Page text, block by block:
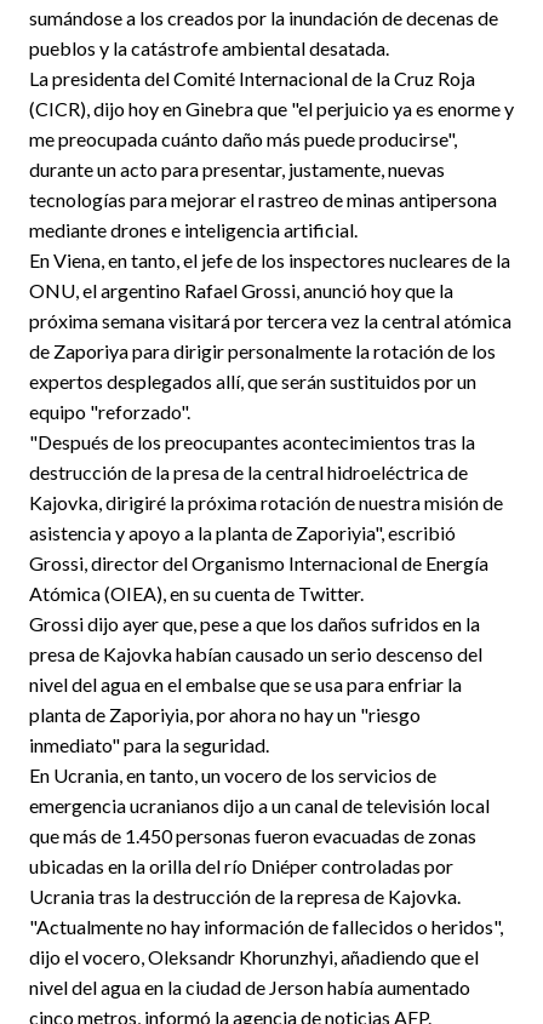
sumándose a los creados por la inundación de decenas de
pueblos y la catástrofe ambiental desatada.
La presidenta del Comité Internacional de la Cruz Roja
(CICR), dijo hoy en Ginebra que "el perjuicio ya es enorme y
me preocupada cuánto daño más puede producirse",
durante un acto para presentar, justamente, nuevas
tecnologías para mejorar el rastreo de minas antipersona
mediante drones e inteligencia artificial.
En Viena, en tanto, el jefe de los inspectores nucleares de la
ONU, el argentino Rafael Grossi, anunció hoy que la
próxima semana visitará por tercera vez la central atómica
de Zaporiya para dirigir personalmente la rotación de los
expertos desplegados allí, que serán sustituidos por un
equipo "reforzado".
"Después de los preocupantes acontecimientos tras la
destrucción de la presa de la central hidroeléctrica de
Kajovka, dirigiré la próxima rotación de nuestra misión de
asistencia y apoyo a la planta de Zaporiyia", escribió
Grossi, director del Organismo Internacional de Energía
Atómica (OIEA), en su cuenta de Twitter.
Grossi dijo ayer que, pese a que los daños sufridos en la
presa de Kajovka habían causado un serio descenso del
nivel del agua en el embalse que se usa para enfriar la
planta de Zaporiyia, por ahora no hay un "riesgo
inmediato" para la seguridad.
En Ucrania, en tanto, un vocero de los servicios de
emergencia ucranianos dijo a un canal de televisión local
que más de 1.450 personas fueron evacuadas de zonas
ubicadas en la orilla del río Dniéper controladas por
Ucrania tras la destrucción de la represa de Kajovka.
"Actualmente no hay información de fallecidos o heridos",
dijo el vocero, Oleksandr Khorunzhyi, añadiendo que el
nivel del agua en la ciudad de Jerson había aumentado
cinco metros, informó la agencia de noticias AFP.